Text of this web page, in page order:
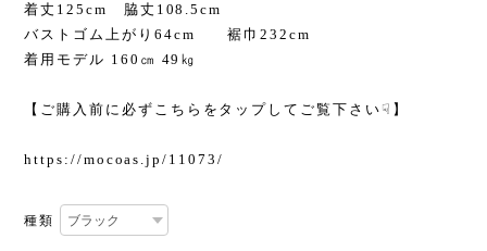
着丈125cm 脇丈108.5cm
バストゴム上がり64cm 裾巾232cm
着用モデル 160㎝ 49㎏
【ご購入前に必ずこちらをタップしてご覧下さい☟】
https://mocoas.jp/11073/
種類